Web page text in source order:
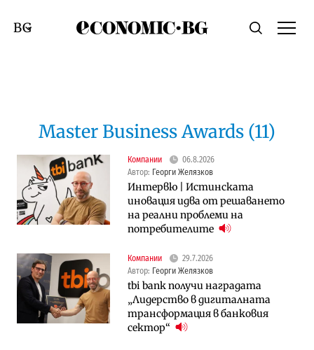
Economic.bgТърсене
Смяна на език
Master Business Awards (11)
Компании
06.8.2026
Автор: Георги Желязков
Интервю | Истинската
иновация идва от решаването
на реални проблеми на
потребителите
Компании
29.7.2026
Автор: Георги Желязков
tbi bank получи наградата
„Лидерство в дигиталната
трансформация в банковия
сектор“